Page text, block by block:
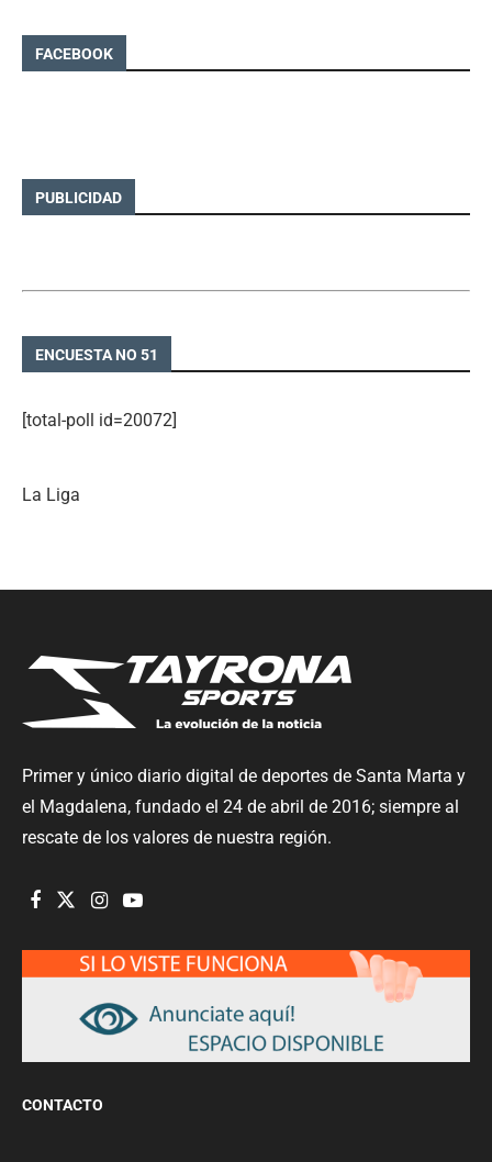
FACEBOOK
PUBLICIDAD
ENCUESTA NO 51
[total-poll id=20072]
La Liga
Primer y único diario digital de deportes de Santa Marta y
el Magdalena, fundado el 24 de abril de 2016; siempre al
rescate de los valores de nuestra región.
CONTACTO